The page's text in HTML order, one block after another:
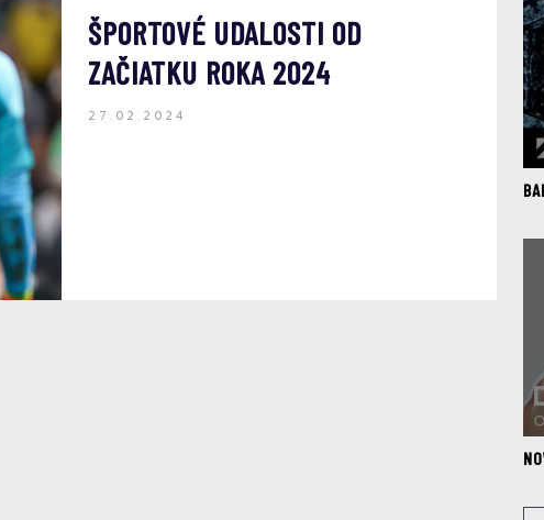
ŠPORTOVÉ UDALOSTI OD
ZAČIATKU ROKA 2024
27.02.2024